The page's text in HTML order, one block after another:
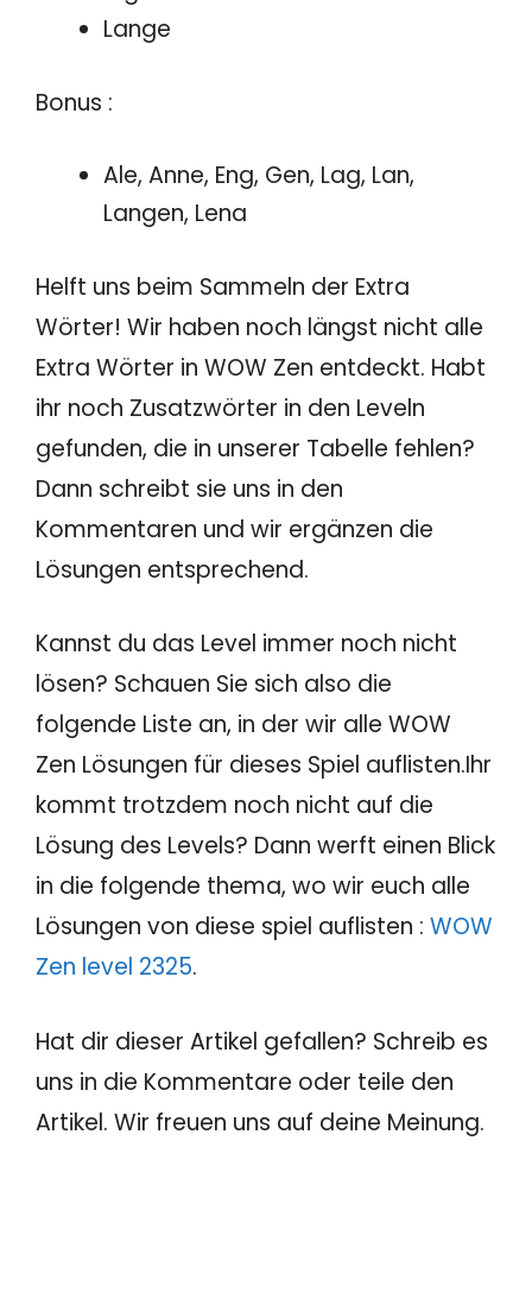
Lange
Bonus :
Ale, Anne, Eng, Gen, Lag, Lan,
Langen, Lena
Helft uns beim Sammeln der Extra
Wörter! Wir haben noch längst nicht alle
Extra Wörter in WOW Zen entdeckt. Habt
ihr noch Zusatzwörter in den Leveln
gefunden, die in unserer Tabelle fehlen?
Dann schreibt sie uns in den
Kommentaren und wir ergänzen die
Lösungen entsprechend.
Kannst du das Level immer noch nicht
lösen? Schauen Sie sich also die
folgende Liste an, in der wir alle WOW
Zen Lösungen für dieses Spiel auflisten.Ihr
kommt trotzdem noch nicht auf die
Lösung des Levels? Dann werft einen Blick
in die folgende thema, wo wir euch alle
Lösungen von diese spiel auflisten : WOW
Zen level 2325.
Hat dir dieser Artikel gefallen? Schreib es
uns in die Kommentare oder teile den
Artikel. Wir freuen uns auf deine Meinung.